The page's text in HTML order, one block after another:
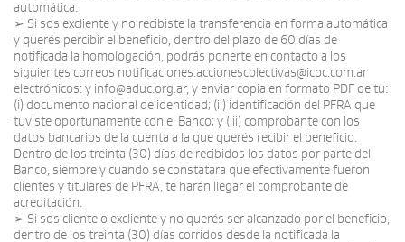
automática.
➢ Si sos excliente y no recibiste la transferencia en forma automática
y querés percibir el beneficio, dentro del plazo de 60 días de
notificada la homologación, podrás ponerte en contacto a los
siguientes correos notificaciones.accionescolectivas@icbc.com.ar
electrónicos: y info@aduc.org.ar, y enviar copia en formato PDF de tu:
(i) documento nacional de identidad; (ii) identificación del PFRA que
tuviste oportunamente con el Banco; y (iii) comprobante con los
datos bancarios de la cuenta a la que querés recibir el beneficio.
Dentro de los treinta (30) días de recibidos los datos por parte del
Banco, siempre y cuando se constatara que efectivamente fueron
clientes y titulares de PFRA, te harán llegar el comprobante de
acreditación.
➢ Si sos cliente o excliente y no querés ser alcanzado por el beneficio,
dentro de los treinta (30) días corridos desde la notificada la